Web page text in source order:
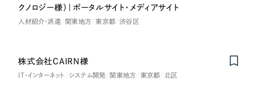
採用サイト制作
ブランドサイト制作
オプションサービス
Outsourcing
ブランディング（ロゴ・印刷物）
業種
クノロジー様）｜ポータルサイト・メディアサイト
人材紹介・派遣 関東地方 東京都 渋谷区
株式会社CAIRN様
IT・インターネット システム開発 関東地方 東京都 北区